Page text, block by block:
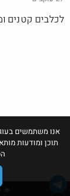
$57.6
אנו משתמשים
תוכן ומודעות
לכלבים קטנים